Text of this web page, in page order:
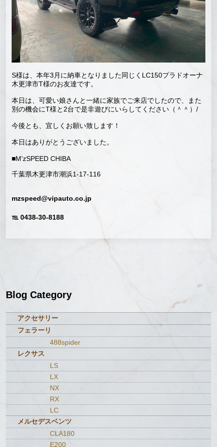
S様は、本年3月に納車となりました同じくLC150プラドオーナ
木更津市T様のお友達です。
本日は、可愛い娘さんと一緒に家族でご来店でしたので、また
別の機会にT様と2台で是非遊びにいらしてください（＾＾）/
今後とも、宜しくお願い致します！
本日はありがとうございました。
■M’zSPEED CHIBA
千葉県木更津市潮浜1-17-116
mzspeed@vipauto.co.jp
℡ 0438-30-8188
Blog Category
アクセサリー
フェラーリ
488spider
レクサス
LS
LX
NX
RX
LC
メルセデスベンツ
CLA180
E200